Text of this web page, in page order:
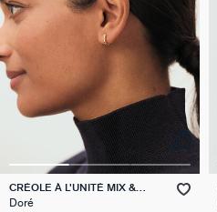
CRÉOLE À L'UNITÉ MIX &
MATCH
Doré